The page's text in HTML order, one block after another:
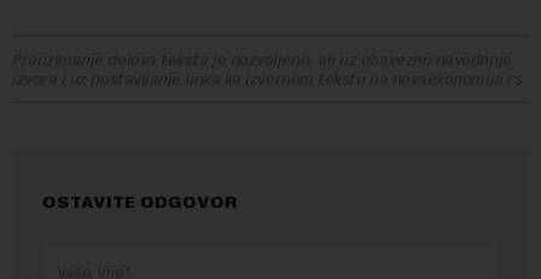
Preuzimanje delova teksta je dozvoljeno, ali uz obavezno navođenje
izvora i uz postavljanje linka ka izvornom tekstu na novaekonomija.rs
OSTAVITE ODGOVOR